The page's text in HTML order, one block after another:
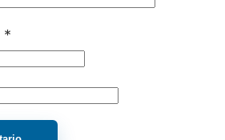
*